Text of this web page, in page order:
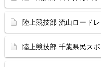
陸上競技部 流山ロード
陸上競技部 千葉県民ス